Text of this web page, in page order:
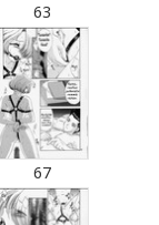
63
67